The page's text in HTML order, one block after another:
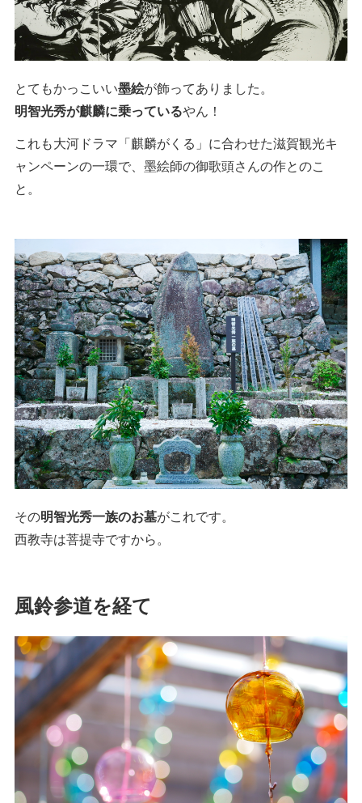
とてもかっこいい墨絵が飾ってありました。
明智光秀が麒麟に乗っているやん！
これも大河ドラマ「麒麟がくる」に合わせた滋賀観光キ
ャンペーンの一環で、墨絵師の御歌頭さんの作とのこ
と。
その明智光秀一族のお墓がこれです。
西教寺は菩提寺ですから。
風鈴参道を経て